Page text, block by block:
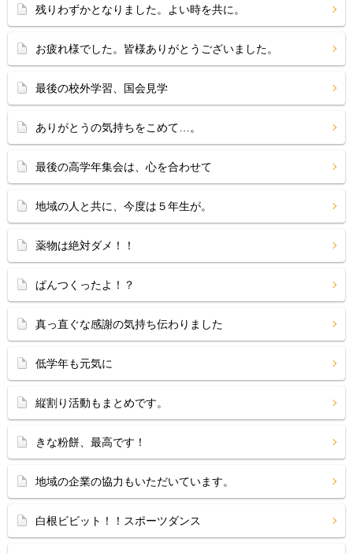
残りわずかとなりました。よい時を共に。
お疲れ様でした。皆様ありがとうございました。
最後の校外学習、国会見学
ありがとうの気持ちをこめて…。
最後の高学年集会は、心を合わせて
地域の人と共に、今度は５年生が。
薬物は絶対ダメ！！
ぱんつくったよ！？
真っ直ぐな感謝の気持ち伝わりました
低学年も元気に
縦割り活動もまとめです。
きな粉餅、最高です！
地域の企業の協力もいただいています。
白根ビビット！！スポーツダンス